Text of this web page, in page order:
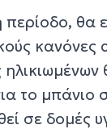
θα
το
σε δομές